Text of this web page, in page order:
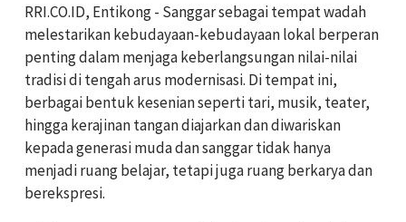
RRI.CO.ID, Entikong - Sanggar sebagai tempat wadah
melestarikan kebudayaan-kebudayaan lokal berperan
penting dalam menjaga keberlangsungan nilai-nilai
tradisi di tengah arus modernisasi. Di tempat ini,
berbagai bentuk kesenian seperti tari, musik, teater,
hingga kerajinan tangan diajarkan dan diwariskan
kepada generasi muda dan sanggar tidak hanya
menjadi ruang belajar, tetapi juga ruang berkarya dan
berekspresi.